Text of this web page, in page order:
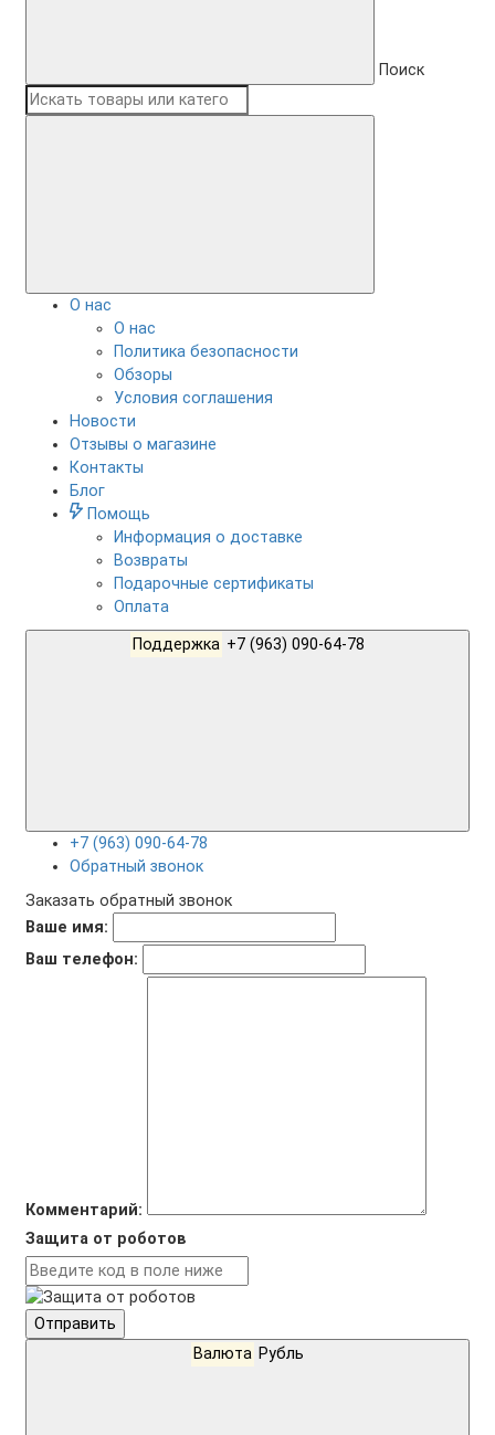
Поиск
О нас
О нас
Политика безопасности
Обзоры
Условия соглашения
Новости
Отзывы о магазине
Контакты
Блог
Помощь
Информация о доставке
Возвраты
Подарочные сертификаты
Оплата
Поддержка
+7 (963) 090-64-78
Обратный звонок
Заказать обратный звонок
Ваше имя:
Ваш телефон:
Комментарий:
Защита от роботов
Отправить
Валюта Рубль